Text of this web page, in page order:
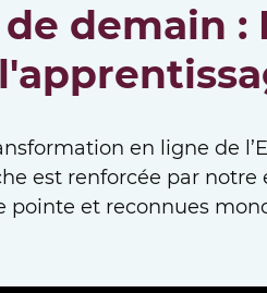
demain
en ligne de
est renforcée par
et reconnues